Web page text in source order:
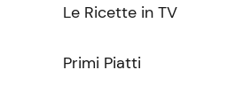
Le Ricette in TV
Primi Piatti